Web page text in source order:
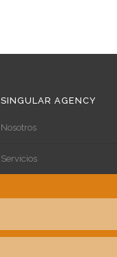
SINGULAR AGENCY
Nosotros
Servicios